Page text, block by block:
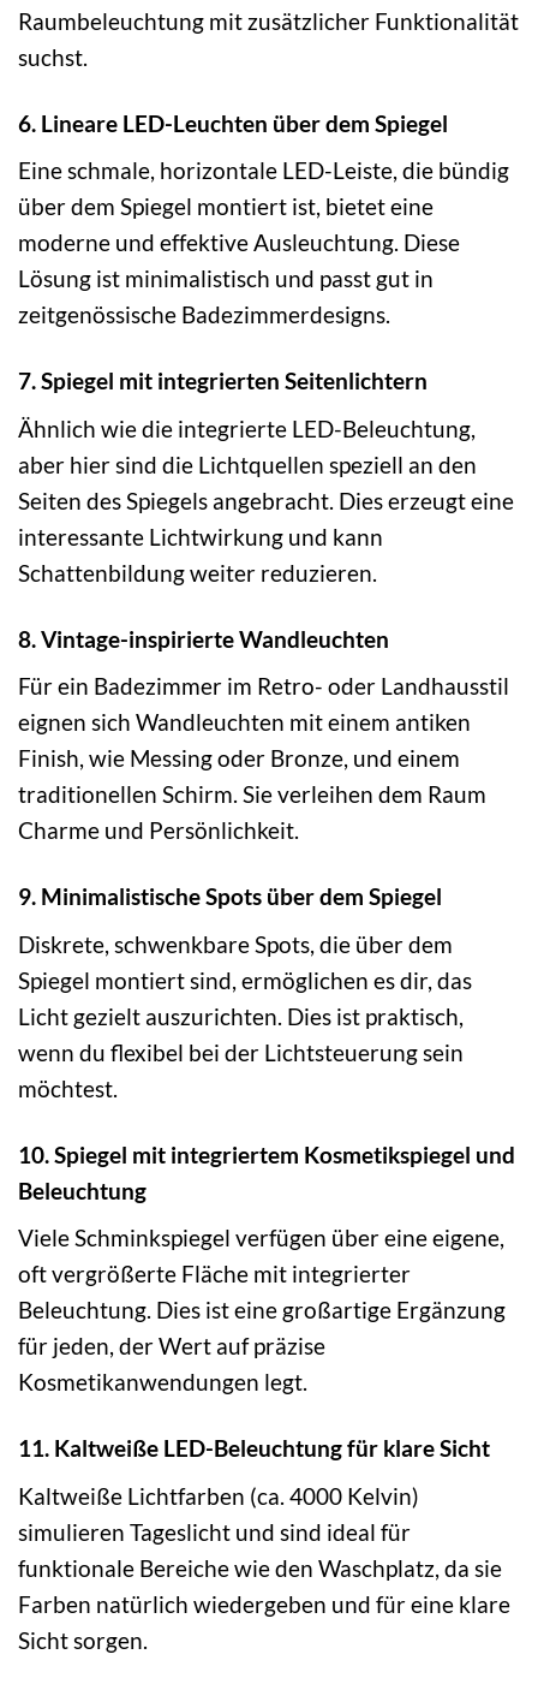
Raumbeleuchtung mit zusätzlicher Funktionalität
suchst.
6. Lineare LED-Leuchten über dem Spiegel
Eine schmale, horizontale LED-Leiste, die bündig
über dem Spiegel montiert ist, bietet eine
moderne und effektive Ausleuchtung. Diese
Lösung ist minimalistisch und passt gut in
zeitgenössische Badezimmerdesigns.
7. Spiegel mit integrierten Seitenlichtern
Ähnlich wie die integrierte LED-Beleuchtung,
aber hier sind die Lichtquellen speziell an den
Seiten des Spiegels angebracht. Dies erzeugt eine
interessante Lichtwirkung und kann
Schattenbildung weiter reduzieren.
8. Vintage-inspirierte Wandleuchten
Für ein Badezimmer im Retro- oder Landhausstil
eignen sich Wandleuchten mit einem antiken
Finish, wie Messing oder Bronze, und einem
traditionellen Schirm. Sie verleihen dem Raum
Charme und Persönlichkeit.
9. Minimalistische Spots über dem Spiegel
Diskrete, schwenkbare Spots, die über dem
Spiegel montiert sind, ermöglichen es dir, das
Licht gezielt auszurichten. Dies ist praktisch,
wenn du flexibel bei der Lichtsteuerung sein
möchtest.
10. Spiegel mit integriertem Kosmetikspiegel und
Beleuchtung
Viele Schminkspiegel verfügen über eine eigene,
oft vergrößerte Fläche mit integrierter
Beleuchtung. Dies ist eine großartige Ergänzung
für jeden, der Wert auf präzise
Kosmetikanwendungen legt.
11. Kaltweiße LED-Beleuchtung für klare Sicht
Kaltweiße Lichtfarben (ca. 4000 Kelvin)
simulieren Tageslicht und sind ideal für
funktionale Bereiche wie den Waschplatz, da sie
Farben natürlich wiedergeben und für eine klare
Sicht sorgen.